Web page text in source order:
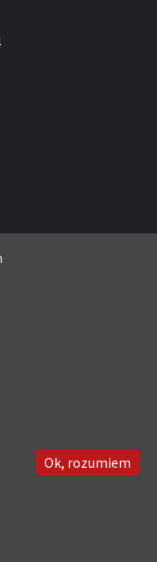
ekipę i dołącz
szkoły
Ok, rozumiem